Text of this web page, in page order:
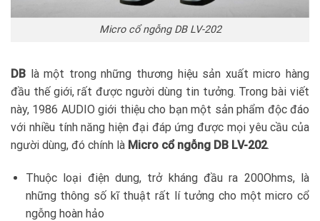
Micro cổ ngỗng DB LV-202
DB là một trong những thương hiệu sản xuất micro hàng
đầu thế giới, rất được người dùng tin tưởng. Trong bài viết
này, 1986 AUDIO giới thiệu cho bạn một sản phẩm độc đáo
với nhiều tính năng hiện đại đáp ứng được mọi yêu cầu của
người dùng, đó chính là Micro cổ ngỗng DB LV-202.
Thuộc loại điện dung, trở kháng đầu ra 200Ohms, là
những thông số kĩ thuật rất lí tưởng cho một micro cổ
ngỗng hoàn hảo